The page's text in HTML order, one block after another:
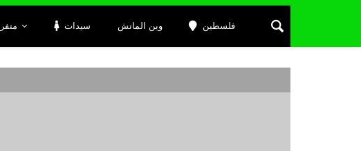
سيدات وين الماتش فلسطين